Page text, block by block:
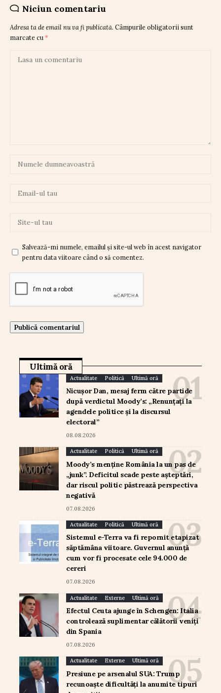
Niciun comentariu
Adresa ta de email nu va fi publicată. Câmpurile obligatorii sunt
marcate cu *
Salvează-mi numele, emailul și site-ul web în acest navigator
pentru data viitoare când o să comentez.
Ultimă oră
Actualitate Politică Ultimă oră
Nicușor Dan, mesaj ferm către partide
după verdictul Moody’s: „Renunțați la
agendele politice și la discursul
electoral”
08.08.2026
Actualitate Politică Ultimă oră
Moody’s menține România la un pas de
„junk”. Deficitul scade peste așteptări,
dar riscul politic păstrează perspectiva
negativă
07.08.2026
Actualitate Politică Ultimă oră
Sistemul e-Terra va fi repornit etapizat
săptămâna viitoare. Guvernul anunță
cum vor fi procesate cele 94.000 de
cereri
07.08.2026
Actualitate Externe Ultimă oră
Efectul Ceuta ajunge în Schengen: Italia
controlează suplimentar călătorii veniți
din Spania
07.08.2026
Actualitate Externe Ultimă oră
Presiune pe arsenalul SUA: Trump
recunoaște dificultăți la anumite tipuri